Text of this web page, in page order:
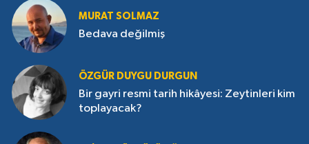
MURAT SOLMAZ
Bedava değilmiş
ÖZGÜR DUYGU DURGUN
Bir gayri resmi tarih hikâyesi: Zeytinleri kim
toplayacak?